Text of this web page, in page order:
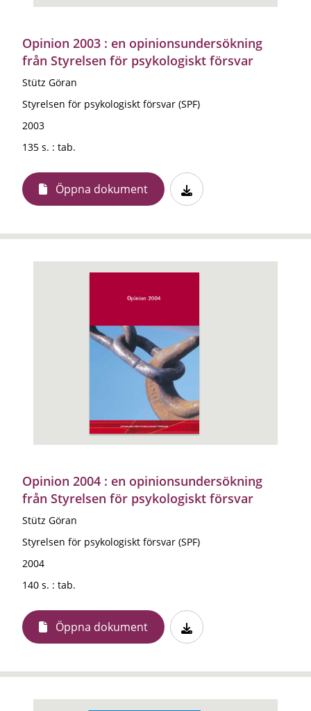
Opinion 2003 : en opinionsundersökning
från Styrelsen för psykologiskt försvar
Stütz Göran
Styrelsen för psykologiskt försvar (SPF)
2003
135 s. : tab.
Öppna dokument
Opinion 2004 : en opinionsundersökning
från Styrelsen för psykologiskt försvar
Stütz Göran
Styrelsen för psykologiskt försvar (SPF)
2004
140 s. : tab.
Öppna dokument